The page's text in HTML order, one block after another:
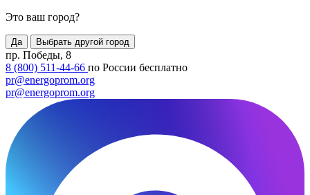
Это ваш город?
Да Выбрать другой город
пр. Победы, 8
8 (800) 511-44-66 по России бесплатно
pr@energoprom.org
pr@energoprom.org